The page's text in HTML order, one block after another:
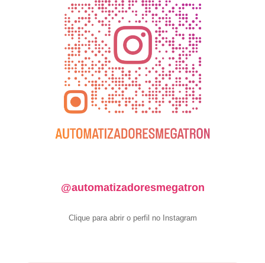
@automatizadoresmegatron
Clique para abrir o perfil no Instagram